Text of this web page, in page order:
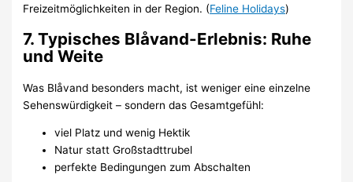
Freizeitmöglichkeiten in der Region. (Feline Holidays)
7. Typisches Blåvand-Erlebnis: Ruhe
und Weite
Was Blåvand besonders macht, ist weniger eine einzelne
Sehenswürdigkeit – sondern das Gesamtgefühl:
viel Platz und wenig Hektik
Natur statt Großstadttrubel
perfekte Bedingungen zum Abschalten